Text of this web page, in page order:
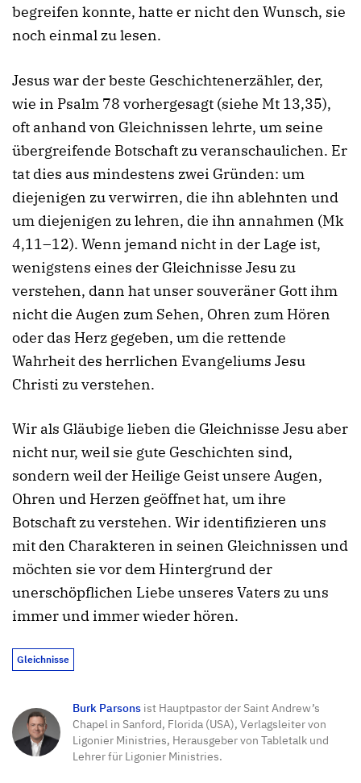
begreifen konnte, hatte er nicht den Wunsch, sie
noch einmal zu lesen.
Jesus war der beste Geschichtenerzähler, der,
wie in Psalm 78 vorhergesagt (siehe Mt 13,35),
oft anhand von Gleichnissen lehrte, um seine
übergreifende Botschaft zu veranschaulichen. Er
tat dies aus mindestens zwei Gründen: um
diejenigen zu verwirren, die ihn ablehnten und
um diejenigen zu lehren, die ihn annahmen (Mk
4,11–12). Wenn jemand nicht in der Lage ist,
wenigstens eines der Gleichnisse Jesu zu
verstehen, dann hat unser souveräner Gott ihm
nicht die Augen zum Sehen, Ohren zum Hören
oder das Herz gegeben, um die rettende
Wahrheit des herrlichen Evangeliums Jesu
Christi zu verstehen.
Wir als Gläubige lieben die Gleichnisse Jesu aber
nicht nur, weil sie gute Geschichten sind,
sondern weil der Heilige Geist unsere Augen,
Ohren und Herzen geöffnet hat, um ihre
Botschaft zu verstehen. Wir identifizieren uns
mit den Charakteren in seinen Gleichnissen und
möchten sie vor dem Hintergrund der
unerschöpflichen Liebe unseres Vaters zu uns
immer und immer wieder hören.
Gleichnisse
Burk Parsons ist Hauptpastor der Saint Andrew’s
Chapel in Sanford, Florida (USA), Verlagsleiter von
Ligonier Ministries, Herausgeber von Tabletalk und
Lehrer für Ligonier Ministries.